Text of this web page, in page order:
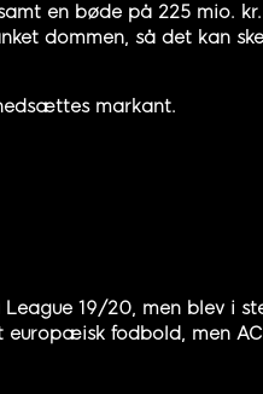
en bøde på 225 mio.
dommen, så det kan
markant.
19/20, men blev i
europæisk fodbold, men